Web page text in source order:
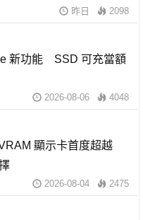
昨日 2098
新功能 SSD 可充當額
2026-08-06 4048
顯示卡首度超越
2026-08-04 2475